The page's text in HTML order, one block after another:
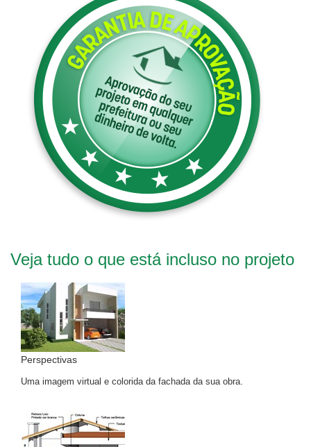
Veja tudo o que está incluso no projeto
Perspectivas
Uma imagem virtual e colorida da fachada da sua obra.